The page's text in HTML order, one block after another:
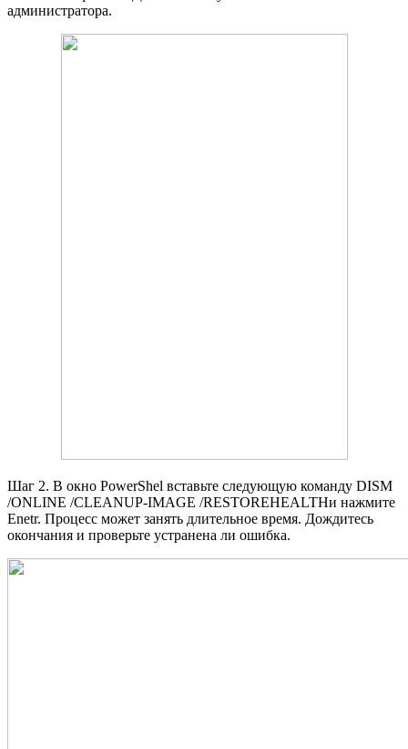
администратора.
Шаг 2. В окно PowerShel вставьте следующую команду DISM
/ONLINE /CLEANUP-IMAGE /RESTOREHEALTHи нажмите
Enetr. Процесс может занять длительное время. Дождитесь
окончания и проверьте устранена ли ошибка.